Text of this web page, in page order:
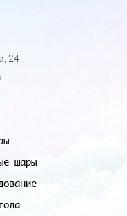
шары
24